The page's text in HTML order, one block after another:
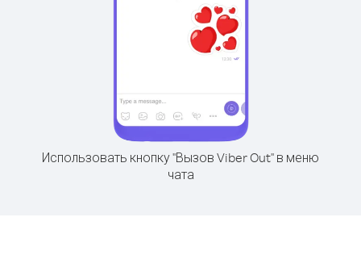
Использовать кнопку "Вызов Viber Out" в меню
чата